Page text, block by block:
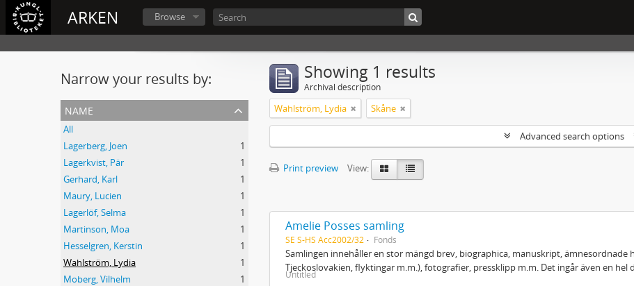
ARKEN Browse
Narrow your results by:
name
All
Lagerberg, Joen
1
Lagerkvist, Pär
1
Gerhard, Karl
1
Maury, Lucien
1
Lagerlöf, Selma
1
Martinson, Moa
1
Hesselgren, Kerstin
1
Wahlström, Lydia
1
Moberg, Vilhelm
1
Showing 1 results
Archival description
Wahlström, Lydia Skåne
Advanced search options
Print preview
View:
Amelie Posses samling
SE S-HS Acc2002/32 Fonds
Samlingen innehåller en stor mängd brev, biographica, manuskript, ämnesordnade
Tjeckoslovakien, flyktingar m.m.), fotografier, pressklipp m.m. Det ingår även en hel
Untitled